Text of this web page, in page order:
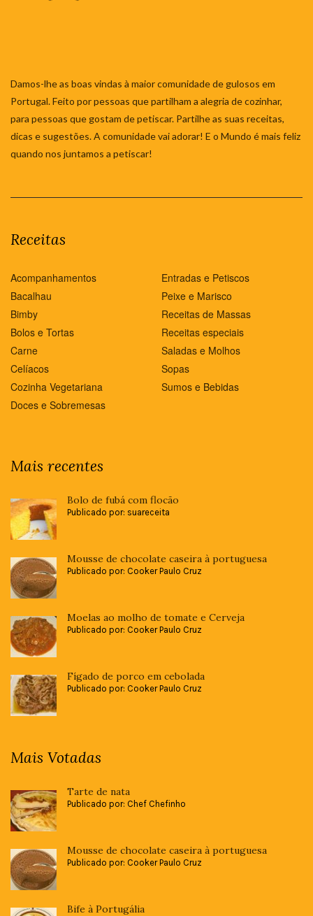
Damos-lhe as boas vindas à maior comunidade de gulosos em
Portugal. Feito por pessoas que partilham a alegria de cozinhar,
para pessoas que gostam de petiscar. Partilhe as suas receitas,
dicas e sugestões. A comunidade vai adorar! E o Mundo é mais feliz
quando nos juntamos a petiscar!
Receitas
Acompanhamentos
Bacalhau
Bimby
Bolos e Tortas
Carne
Celíacos
Cozinha Vegetariana
Doces e Sobremesas
Entradas e Petiscos
Peixe e Marisco
Receitas de Massas
Receitas especiais
Saladas e Molhos
Sopas
Sumos e Bebidas
Mais recentes
Bolo de fubá com flocão
Publicado por: suareceita
Mousse de chocolate caseira à portuguesa
Publicado por: Cooker Paulo Cruz
Moelas ao molho de tomate e Cerveja
Publicado por: Cooker Paulo Cruz
Fígado de porco em cebolada
Publicado por: Cooker Paulo Cruz
Mais Votadas
Tarte de nata
Publicado por: Chef Chefinho
Mousse de chocolate caseira à portuguesa
Publicado por: Cooker Paulo Cruz
Bife à Portugália